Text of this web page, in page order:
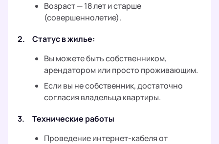
Возраст — 18 лет и старше
(совершеннолетие).
2.
Статус в жилье:
Вы можете быть собственником,
арендатором или просто проживающим.
Если вы не собственник, достаточно
согласия владельца квартиры.
3.
Технические работы
Проведение интернет-кабеля от